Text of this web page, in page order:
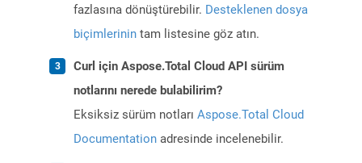
fazlasına dönüştürebilir. Desteklenen dosya
biçimlerinin tam listesine göz atın.
Curl için Aspose.Total Cloud API sürüm
notlarını nerede bulabilirim?
Eksiksiz sürüm notları Aspose.Total Cloud
Documentation adresinde incelenebilir.